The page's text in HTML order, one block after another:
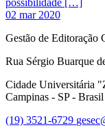
02 mar 2020
Gestão de Editoração
Rua Sérgio Buarque
Cidade Universitária
Campinas - SP - Brasil
(19) 3521-6729